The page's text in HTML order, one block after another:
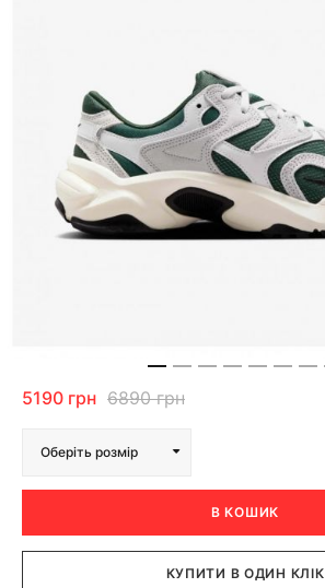
5190 грн 6890 грн
Оберіть розмір
В КОШИК
КУПИТИ В ОДИН КЛІК